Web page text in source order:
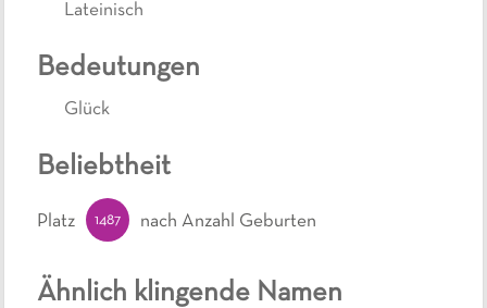
Lateinisch
Bedeutungen
Glück
Ähnlich klingende Namen
Beliebtheit
Platz 1487 nach Anzahl Geburten